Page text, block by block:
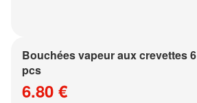
Bouchées vapeur aux crevettes 6
pcs
6.80 €